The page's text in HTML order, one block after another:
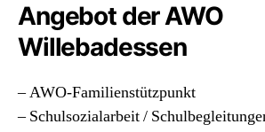
Angebot der AWO
Willebadessen
– AWO-Familienstützpunkt
– Schulsozialarbeit /